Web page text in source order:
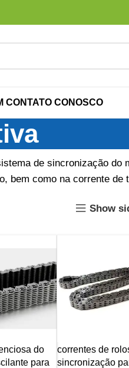
CONTATO CONOSCO
de sincronização do
bem como na corrente de
Show
do
para
correntes de
sincronização